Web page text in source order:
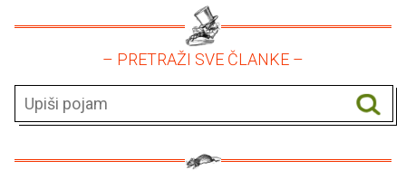
– PRETRAŽI SVE ČLANKE –